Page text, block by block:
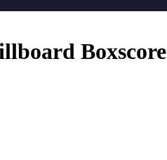
Boxscore